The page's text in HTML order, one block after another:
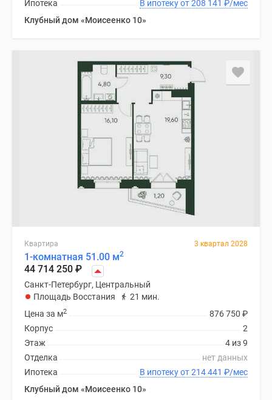
В ипотеку от 208 141 ₽/мес
Ипотека
Клубный дом «Моисеенко 10»
Квартира 3 квартал 2028
1-комнатная 51.00 м2
44 714 250 ₽
Санкт-Петербург, Центральный
Площадь Восстания
21 мин.
876 750 ₽
Цена за м2
2
Корпус
4 из 9
Этаж
нет данных
Отделка
В ипотеку от 214 441 ₽/мес
Ипотека
Клубный дом «Моисеенко 10»